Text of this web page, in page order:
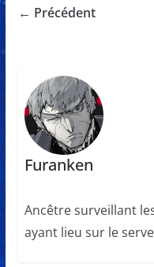
← Précédent
Furanken
Ancêtre surveillant
ayant lieu sur le